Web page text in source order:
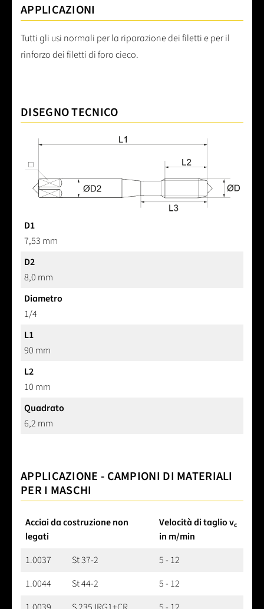
APPLICAZIONI
Tutti gli usi normali per la riparazione dei filetti e per il
rinforzo dei filetti di foro cieco.
DISEGNO TECNICO
D1
7,53 mm
D2
8,0 mm
Diametro
1/4
L1
90 mm
L2
10 mm
Quadrato
6,2 mm
APPLICAZIONE - CAMPIONI DI MATERIALI
PER I MASCHI
Acciai da costruzione non
legati
Velocità di taglio vc
in m/min
1.0037
St 37-2
5 - 12
1.0044
St 44-2
5 - 12